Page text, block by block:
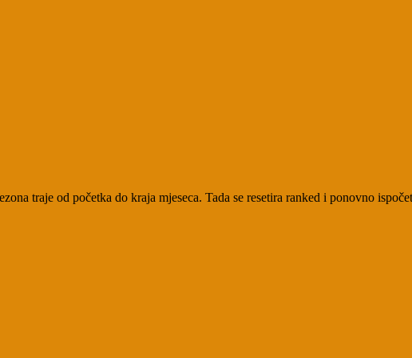
traje od početka do kraja mjeseca. Tada se resetira ranked i ponovno